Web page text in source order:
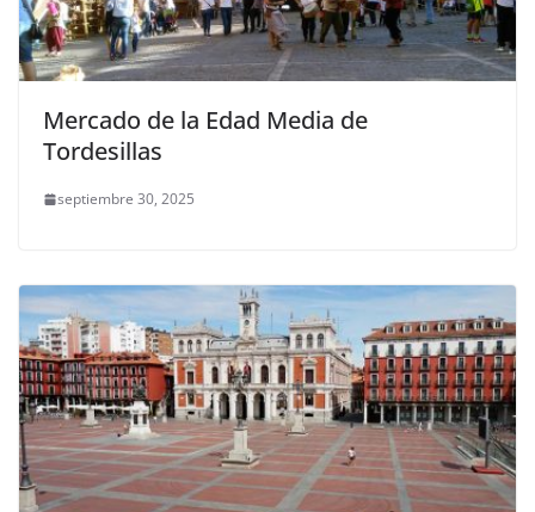
Mercado de la Edad Media de
Tordesillas
septiembre 30, 2025